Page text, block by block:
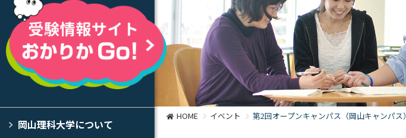
岡山理科大学について
HOME イベント 第2回オープンキャンパス（岡山キャンパス）